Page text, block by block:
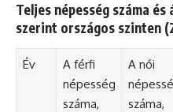
Teljes népesség száma
szerint országos szinten
Év
A férfi
népesség
száma,
A női
száma,